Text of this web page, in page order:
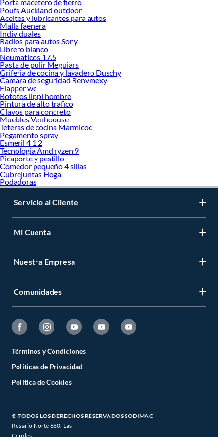
Porta macetero de fierro
Poufs Auckland outdoor
Aceites y lubricantes para autos
Malla faenera
Individuales
Radios para autos Sony
Librero blanco
Neumaticos 17.5
Pasta de pulir Meguiars
Griferia de cocina y lavadero Duschy
Camara de seguridad Renvmexy
Flapper wc
Bototos lippi hombre
Pintura de alto trafico
Clavos para concreto
Muebles Venhoouse
Teteras de cocina Marmicoc
Pegamento spray
Esmeril 4 1 2
Tecnologia Amd ryzen 9
Picaporte y pestillo
Comedor pequeño 4 sillas
Cubrejuntas Hoga
Podadoras
Servicio al Cliente
Mi Cuenta
Nuestra Empresa
Comunidades
Términos y Condiciones
Políticas de Privacidad
Política de Cookies
© TODOS LOS DERECHOS RESERVADOS SODIMAC
Rosario Norte 660. Las
Condes